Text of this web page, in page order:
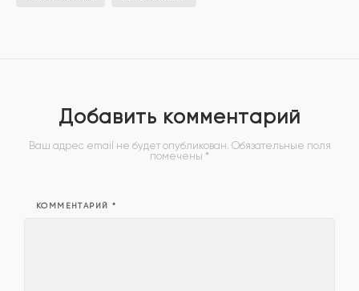
Добавить комментарий
Ваш адрес email не будет опубликован. Обязательные поля
помечены *
КОММЕНТАРИЙ *